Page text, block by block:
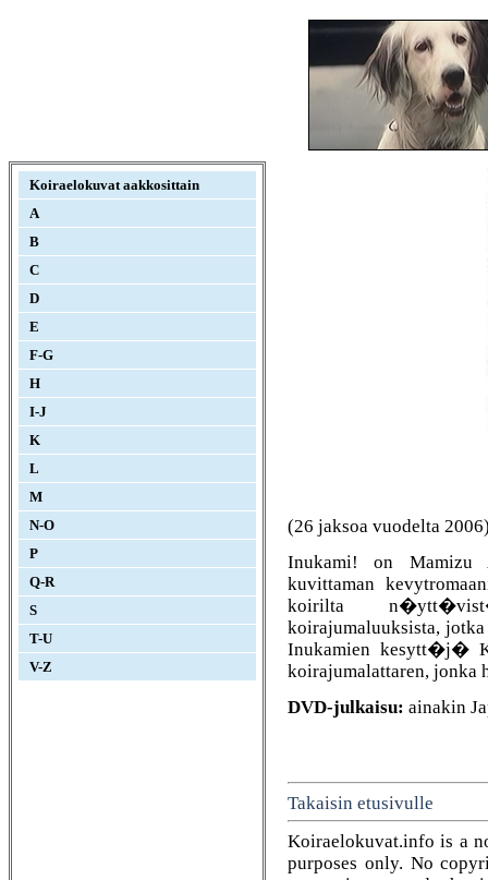
Koiraelokuvat aakkosittain
A
B
C
D
E
F-G
H
I-J
K
L
M
N-O
P
Q-R
S
T-U
V-Z
(26 jaksoa vuodelta
Inukami! on Mamizu
kuvittaman
koirilta
koirajumaluuksista,
Inukamien kesytt�j�
koirajumalattaren,
DVD-julkaisu: ainakin
Takaisin etusivulle
Koiraelokuvat.info is a
purposes only. No